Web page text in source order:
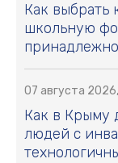
Как выбрать
школьную
07 августа
Как в Крыму
людей с